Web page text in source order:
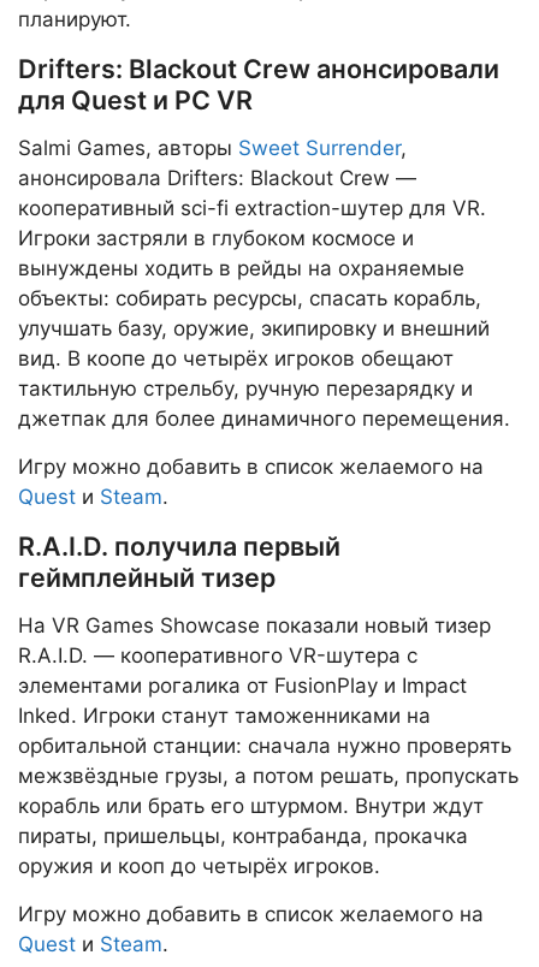
планируют.
Drifters: Blackout Crew анонсировали
для Quest и PC VR
Salmi Games, авторы Sweet Surrender,
анонсировала Drifters: Blackout Crew —
кооперативный sci-fi extraction-шутер для VR.
Игроки застряли в глубоком космосе и
вынуждены ходить в рейды на охраняемые
объекты: собирать ресурсы, спасать корабль,
улучшать базу, оружие, экипировку и внешний
вид. В коопе до четырёх игроков обещают
тактильную стрельбу, ручную перезарядку и
джетпак для более динамичного перемещения.
Игру можно добавить в список желаемого на
Quest и Steam.
R.A.I.D. получила первый
геймплейный тизер
На VR Games Showcase показали новый тизер
R.A.I.D. — кооперативного VR-шутера с
элементами рогалика от FusionPlay и Impact
Inked. Игроки станут таможенниками на
орбитальной станции: сначала нужно проверять
межзвёздные грузы, а потом решать, пропускать
корабль или брать его штурмом. Внутри ждут
пираты, пришельцы, контрабанда, прокачка
оружия и кооп до четырёх игроков.
Игру можно добавить в список желаемого на
Quest и Steam.